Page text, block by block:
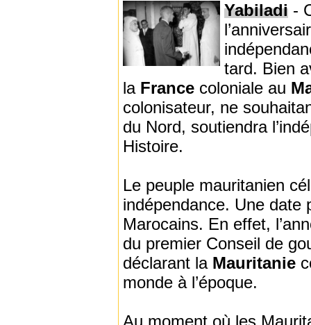
Yabiladi -
tard. Bien
la France coloniale au
colonisateur, ne
du Nord, soutiendra
Histoire.
Le peuple mauritanien
indépendance. Une date
Marocains. En effet,
du premier Conseil de
déclarant la Mauritanie
monde à l’époque.
Au moment où les